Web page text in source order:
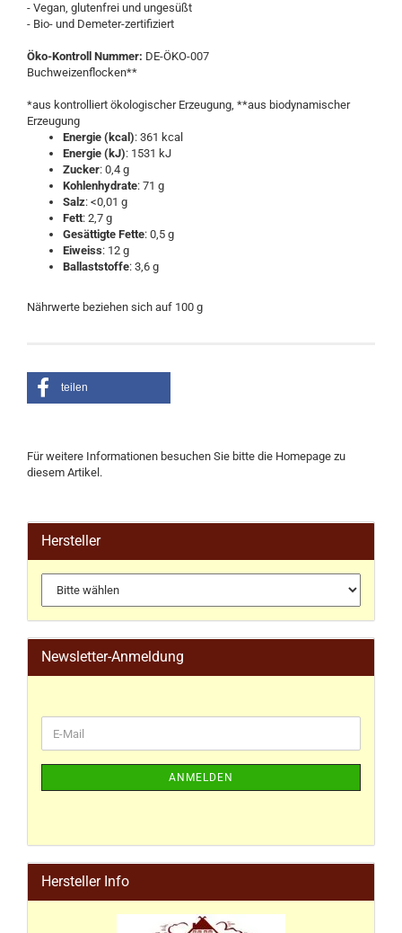
- Vegan, glutenfrei und ungesüßt
- Bio- und Demeter-zertifiziert
Öko-Kontroll Nummer: DE-ÖKO-007
Buchweizenflocken**
*aus kontrolliert ökologischer Erzeugung, **aus biodynamischer
Erzeugung
Energie (kcal): 361 kcal
Energie (kJ): 1531 kJ
Zucker: 0,4 g
Kohlenhydrate: 71 g
Salz: <0,01 g
Fett: 2,7 g
Gesättigte Fette: 0,5 g
Eiweiss: 12 g
Ballaststoffe: 3,6 g
Nährwerte beziehen sich auf 100 g
teilen
Für weitere Informationen besuchen Sie bitte die Homepage zu
diesem Artikel.
Hersteller
Newsletter-Anmeldung
ANMELDEN
Hersteller Info